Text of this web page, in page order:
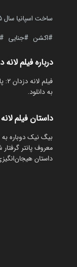
ساخت اسپانیا سال 2025
اکشن
جنایی
درباره فیلم لانه دزدان
به دانلود.
داستان فیلم لانه
بیگ نیک دوباره
معروف پانتر
داستان